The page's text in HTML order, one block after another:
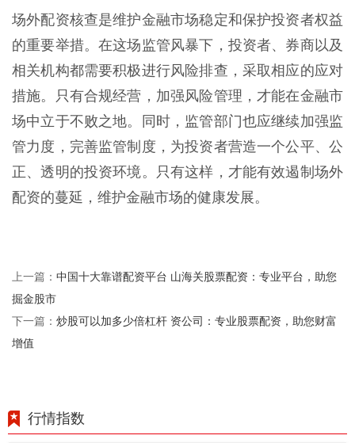
场外配资核查是维护金融市场稳定和保护投资者权益
的重要举措。在这场监管风暴下，投资者、券商以及
相关机构都需要积极进行风险排查，采取相应的应对
措施。只有合规经营，加强风险管理，才能在金融市
场中立于不败之地。同时，监管部门也应继续加强监
管力度，完善监管制度，为投资者营造一个公平、公
正、透明的投资环境。只有这样，才能有效遏制场外
配资的蔓延，维护金融市场的健康发展。
上一篇： 中国十大靠谱配资平台 山海关股票配资：专业平台，助您
掘金股市
下一篇： 炒股可以加多少倍杠杆 资公司：专业股票配资，助您财富
增值
行情指数